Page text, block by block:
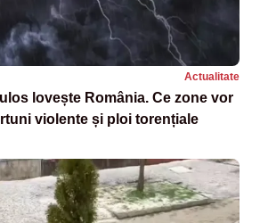
Actualitate
lovește România. Ce zone vor
violente și ploi torențiale